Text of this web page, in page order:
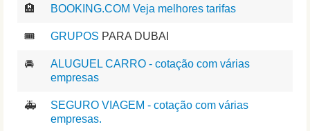
🏨 BOOKING.COM Veja melhores tarifas
🎟️ GRUPOS PARA DUBAI
🚘
ALUGUEL CARRO - cotação com várias
empresas
🚑
SEGURO VIAGEM - cotação com várias
empresas.